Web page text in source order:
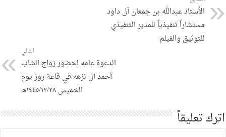
الأستاذ عبدالله بن جمعان آل داود
مستشاراً تنفيذياً للمدير التنفيذي
للتوثيق والفيلم
التالي
الدعوة عامه لحضور زواج الشاب
أحمد آل نزهه في قاعة روز يوم
الخميس ١٤٤٥/١٢/٢٨هـ
اترك تعليقاً